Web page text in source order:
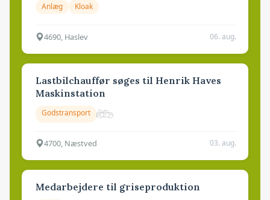
Anlæg Kloak
4690, Haslev 06. aug.
Lastbilchauffør søges til Henrik Haves
Maskinstation
Godstransport
4700, Næstved 03. aug.
Medarbejdere til griseproduktion